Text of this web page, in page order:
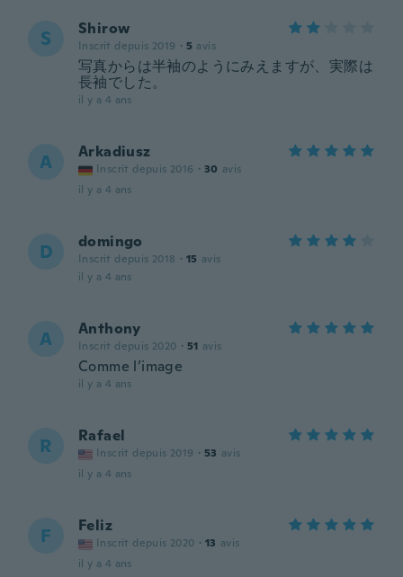
S Shirow
Inscrit depuis 2019 · 5 avis
写真からは半袖のようにみえますが、実際は
長袖でした。
il y a 4 ans
A Arkadiusz
Inscrit depuis 2016 · 30 avis
il y a 4 ans
D domingo
Inscrit depuis 2018 · 15 avis
il y a 4 ans
A Anthony
Inscrit depuis 2020 · 51 avis
Comme l’image
il y a 4 ans
R Rafael
Inscrit depuis 2019 · 53 avis
il y a 4 ans
F Feliz
Inscrit depuis 2020 · 13 avis
il y a 4 ans